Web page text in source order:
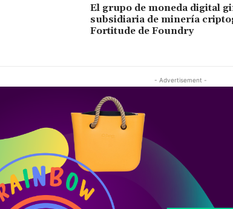
El grupo de moneda digital
subsidiaria de minería
Fortitude de Foundry
- Advertisement -